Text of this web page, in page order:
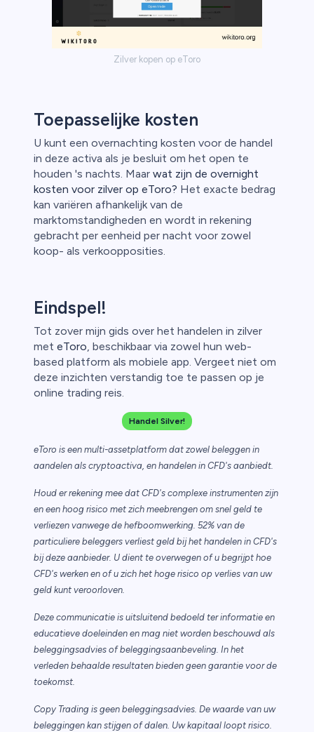
Zilver kopen op eToro
Toepasselijke kosten
U kunt een overnachting kosten voor de handel
in deze activa als je besluit om het open te
houden 's nachts. Maar wat zijn de overnight
kosten voor zilver op eToro? Het exacte bedrag
kan variëren afhankelijk van de
marktomstandigheden en wordt in rekening
gebracht per eenheid per nacht voor zowel
koop- als verkoopposities.
Eindspel!
Tot zover mijn gids over het handelen in zilver
met eToro, beschikbaar via zowel hun web-
based platform als mobiele app. Vergeet niet om
deze inzichten verstandig toe te passen op je
online trading reis.
Handel Silver!
eToro is een multi-assetplatform dat zowel beleggen in
aandelen als cryptoactiva, en handelen in CFD's aanbiedt.
Houd er rekening mee dat CFD's complexe instrumenten zijn
en een hoog risico met zich meebrengen om snel geld te
verliezen vanwege de hefboomwerking. 52% van de
particuliere beleggers verliest geld bij het handelen in CFD's
bij deze aanbieder. U dient te overwegen of u begrijpt hoe
CFD's werken en of u zich het hoge risico op verlies van uw
geld kunt veroorloven.
Deze communicatie is uitsluitend bedoeld ter informatie en
educatieve doeleinden en mag niet worden beschouwd als
beleggingsadvies of beleggingsaanbeveling. In het
verleden behaalde resultaten bieden geen garantie voor de
toekomst.
Copy Trading is geen beleggingsadvies. De waarde van uw
beleggingen kan stijgen of dalen. Uw kapitaal loopt risico.